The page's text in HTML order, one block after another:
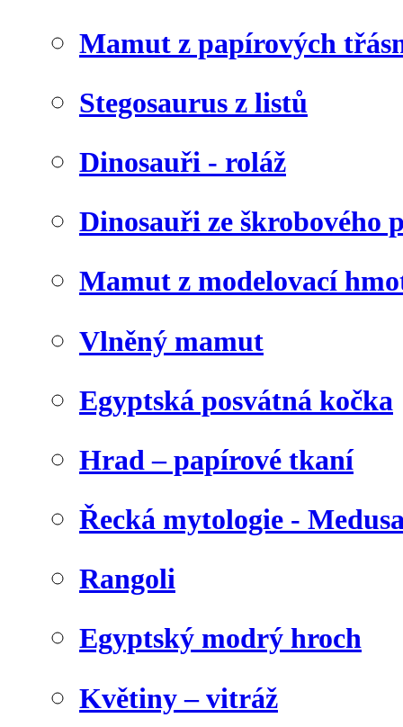
Mamut z papírových
Stegosaurus z listů
Dinosauři - roláž
Dinosauři ze škrobového
Mamut z modelovací
Vlněný mamut
Egyptská posvátná kočka
Hrad – papírové tkaní
Řecká mytologie -
Rangoli
Egyptský modrý hroch
Květiny – vitráž